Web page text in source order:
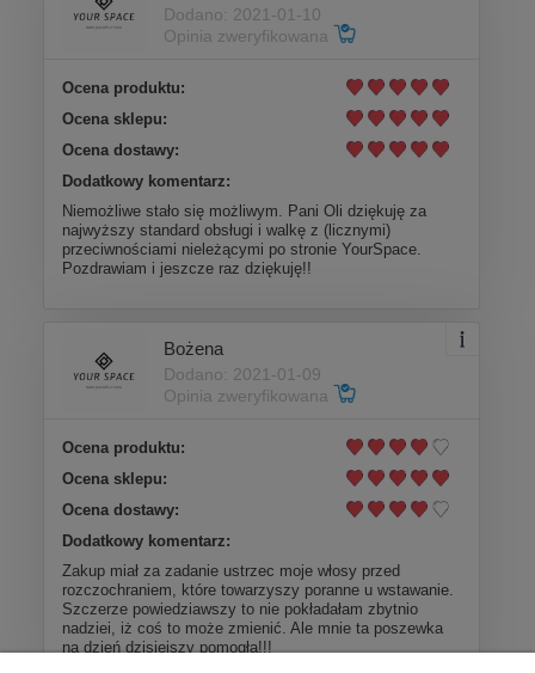
Dodano: 2021-01-10
Opinia zweryfikowana
Ocena produktu:
Ocena sklepu:
Ocena dostawy:
Dodatkowy komentarz:
Niemożliwe stało się możliwym. Pani Oli dziękuję za
najwyższy standard obsługi i walkę z (licznymi)
przeciwnościami nieleżącymi po stronie YourSpace.
Pozdrawiam i jeszcze raz dziękuję!!
Bożena
Dodano: 2021-01-09
Opinia zweryfikowana
Ocena produktu:
Ocena sklepu:
Ocena dostawy:
Dodatkowy komentarz:
Zakup miał za zadanie ustrzec moje włosy przed
rozczochraniem, które towarzyszy poranne u wstawanie.
Szczerze powiedziawszy to nie pokładałam zbytnio
nadziei, iż coś to może zmienić. Ale mnie ta poszewka
na dzień dzisiejszy pomogła!!!